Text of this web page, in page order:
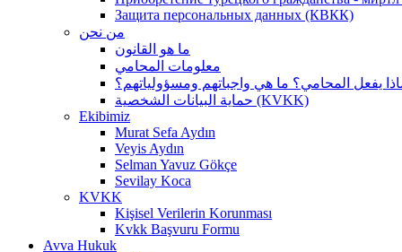
Защита персональных данных (КВКК)
من نحن
ما هو القانون
معلومات المحامي
يفعل المحامي؟ ما هي واجباتهم ومسؤولياتهم؟
حماية البيانات الشخصية (KVKK)
Ekibimiz
Murat Sefa Aydın
Veyis Aydın
Selman Yavuz Gökçe
Sevilay Koca
KVKK
Kişisel Verilerin Korunması
Kvkk Başvuru Formu
Avva Hukuk